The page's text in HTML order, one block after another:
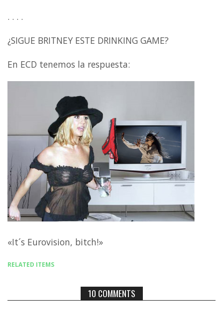
. . . .
¿SIGUE BRITNEY ESTE DRINKING GAME?
En ECD tenemos la respuesta:
«It´s Eurovision, bitch!»
RELATED ITEMS
10 COMMENTS